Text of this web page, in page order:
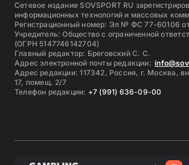
Сетевое издание SOVSPORT RU
информационных технологий и массовых
Регистрационный номер: Эл № ФС 77-60106 от
Учредитель: Общество с ограниченной
(ОГРН 5147746142704)
Главный редактор: Бреговский С. С.
Адрес электронной почты редакции:
Адрес редакции: 117342, Россия, г. Москва,
17, помещ. 2/7
Телефон редакции: +7 (991) 636-09-00